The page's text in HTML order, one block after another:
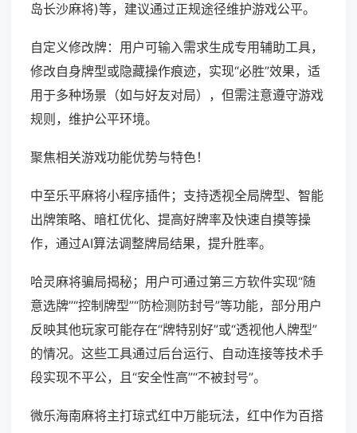
岛长沙麻将)等，建议通过正规途径维护游戏公平。
自定义修改牌：用户可输入需求生成专用辅助工具，
修改自身牌型或隐藏操作痕迹，实现“必胜”效果，适
用于多种场景（如与好友对局），但需注意遵守游戏
规则，维护公平环境。
聚焦相关游戏功能优势与特色！
中至乐平麻将小程序插件；支持透视全局牌型、智能
出牌策略、暗杠优化、提高好牌率及快速自摸等操
作，通过AI算法调整牌局结果，提升胜率。
哈灵麻将骗局揭秘；用户可通过第三方软件实现“随
意选牌”“控制牌型”“防检测防封号”等功能，部分用户
反映其他玩家可能存在“牌特别好”或“透视他人牌型”
的情况。这些工具通过后台运行、自动连接等技术手
段实现不平公，且“安全性高”“不被封号”。
微乐海南麻将主打琼式红中万能玩法，红中作为百搭